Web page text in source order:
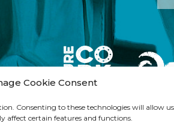
Cookie Consent
Consenting to these technologies will allow
affect certain features and functions.